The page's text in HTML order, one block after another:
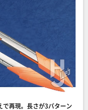
再現。長さが3パターン